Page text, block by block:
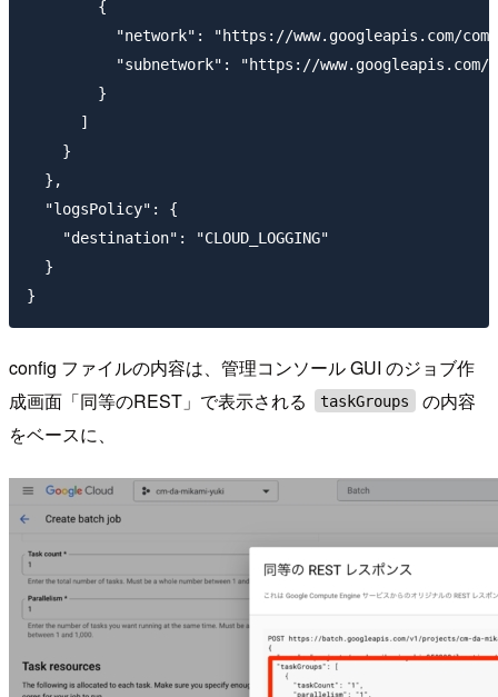
        {
"network": "https://www.googleapis.com/
"subnetwork": "https://
        }
      ]
    }
  },
  "logsPolicy": {
    "destination": "CLOUD_LOGGING"
  }
config ファイルの内容は、管理コンソール GUI のジョブ作
成画面「同等のREST」で表示される
taskGroups
の内容
をベースに、